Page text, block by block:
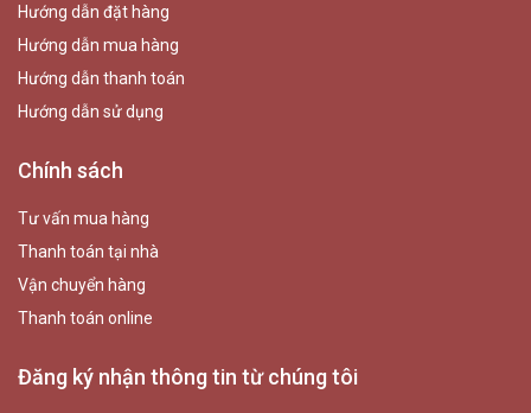
Hướng dẫn đặt hàng
Hướng dẫn mua hàng
Hướng dẫn thanh toán
Hướng dẫn sử dụng
Chính sách
Tư vấn mua hàng
Thanh toán tại nhà
Vận chuyển hàng
Thanh toán online
Đăng ký nhận thông tin từ chúng tôi